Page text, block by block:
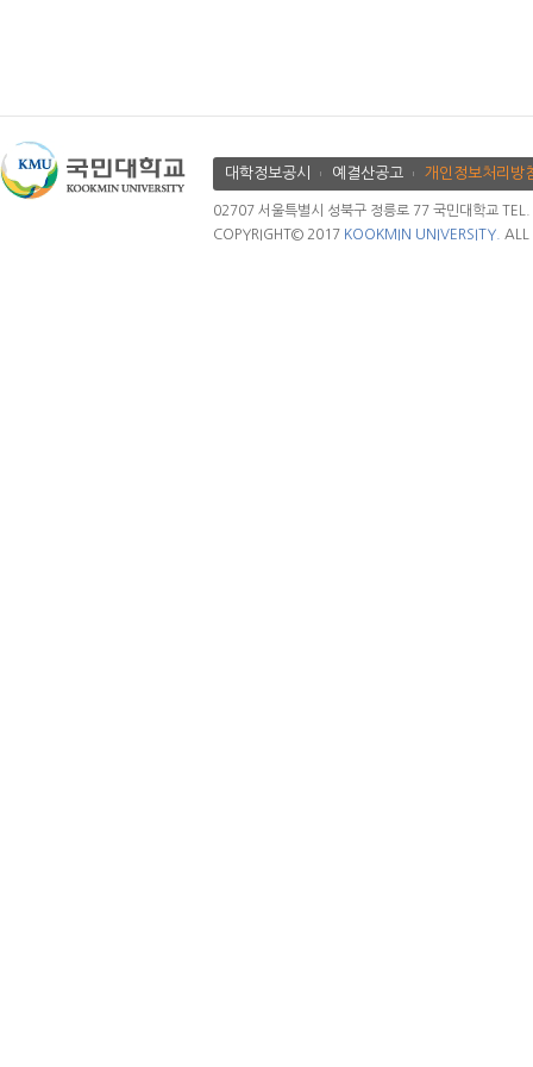
대학정보공시 예결산공고 개인정보처리방
02707 서울특별시 성북구 정릉로 77 국민대학교
COPYRIGHT© 2017 KOOKMIN UNIVERSITY. ALL